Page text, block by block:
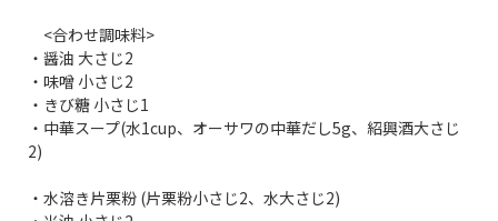
<合わせ調味料>
・醤油 大さじ2
・味噌 小さじ2
・きび糖 小さじ1
・中華スープ(水1cup、オーサワの中華だし5g、紹興酒大さじ
2)
・水溶き片栗粉 (片栗粉小さじ2、水大さじ2)